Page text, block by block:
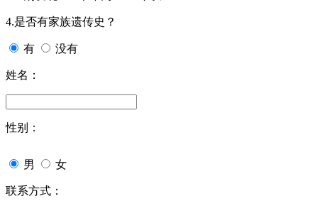
4.是否有家族遗传史？
有 没有
姓名：
性别：
男 女
联系方式：